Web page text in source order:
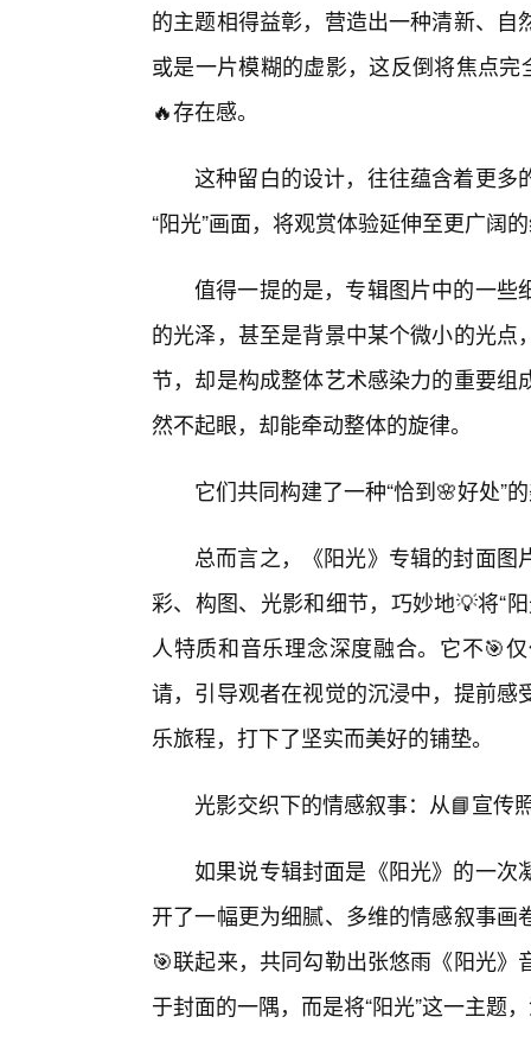
的主题相得益彰，营造出一种清新、
或是一片模糊的虚影，这反倒将焦点
🔥存在感。
这种留白的设计，往往蕴含着更多
“阳光”画面，将观赏体验延伸至更广阔
值得一提的是，专辑图片中的一些
的光泽，甚至是背景中某个微小的光
节，却是构成整体艺术感染力的重要
然不起眼，却能牵动整体的旋律。
它们共同构建了一种“恰到🌸好处”
总而言之，《阳光》专辑的封面
彩、构图、光影和细节，巧妙地💡将“
人特质和音乐理念深度融合。它不🎯
请，引导观者在视觉的沉浸中，提前
乐旅程，打下了坚实而美好的铺垫。
光影交织下的情感叙事：从📘宣传
如果说专辑封面是《阳光》的一次
开了一幅更为细腻、多维的情感叙事
🎯联起来，共同勾勒出张悠雨《阳光
于封面的一隅，而是将“阳光”这一主题